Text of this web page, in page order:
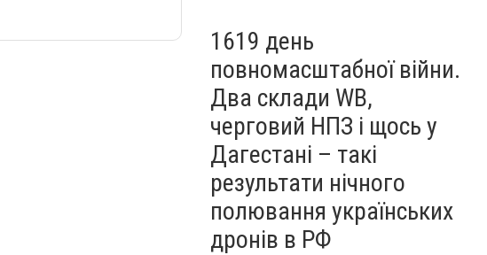
1619 день
повномасштабної війни.
Два склади WB,
черговий НПЗ і щось у
Дагестані – такі
результати нічного
полювання українських
дронів в РФ